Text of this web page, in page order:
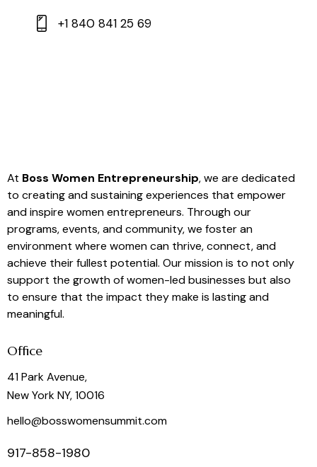
+1 840 841 25 69
At Boss Women Entrepreneurship, we are dedicated
to creating and sustaining experiences that empower
and inspire women entrepreneurs. Through our
programs, events, and community, we foster an
environment where women can thrive, connect, and
achieve their fullest potential. Our mission is to not only
support the growth of women-led businesses but also
to ensure that the impact they make is lasting and
meaningful.
Office
41 Park Avenue,
New York NY, 10016
hello@bosswomensummit.com
917-858-1980